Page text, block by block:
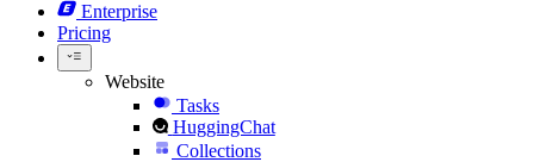
Enterprise
Pricing
Website
Tasks
HuggingChat
Collections